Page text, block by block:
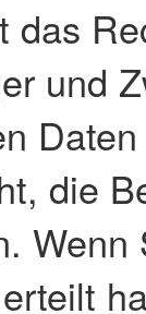
das
und
die